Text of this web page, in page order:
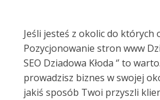
Jeśli jesteś z okolic do których
Pozycjonowanie stron www
SEO Dziadowa Kłoda ‘’ to
prowadzisz biznes w swojej
jakiś sposób Twoi przyszli